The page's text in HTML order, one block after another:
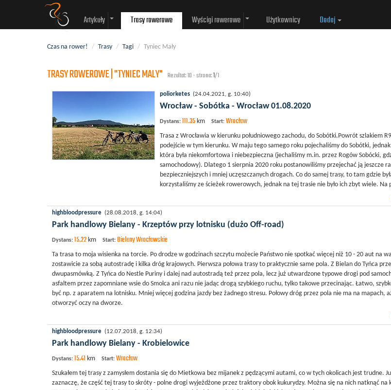
Artykuły Trasy rowerowe Wyścigi rowerowe Użytkownicy Dodaj
Czas na rower! / Trasy / Tagi / Tyniec Mały
TRASY ROWEROWE | "TYNIEC MALY" Rezultat: 10 - strona:1/1
poliorketes (24.04.2021, g. 10:40)
Wrocław - Sobótka - Wrocław 01.08.2020
Dystans: 111.35 km Start: Wrocław
Trasa z Wrocławia w kierunku południowego zachodu, do Sobótki.Powrót szlakiem
podejście w tym kierunku. W maju tego samego roku pojechaliśmy do Sobótki,
która była niekomfortowa i niebezpieczna (jechaliśmy m.in. przez Rogów Sobócki,
samochodowy). Dlatego 1 sierpnia 2020 roku postanowiliśmy przejechać ją jeszcze
bezpieczniejszych i mniej uczęszczanych drogach. Co do samej trasy, to tam gdzie
korzystaliśmy ze ścieżek rowerowych, jednak na tej trasie nie było ich zbyt wiele. Na
highbloodpressure (28.08.2018, g. 14:04)
Park handlowy Bielany - Krzeptów przy lotnisku (dużo Off-road)
Dystans: 15.22 km Start: Bielany Wrocławskie
Ta trasa to moja wisienka na torcie. Po drodze w godzinach szczytu możecie Państwo nie spotkać więcej niż 10 - 20 aut na
zostawicie za sobą autostradę i kilka dróg krajowych. Pierwsza połowa trasy to praktycznie same pola. Z Bielan do Tyńca
dwupasmówką. Z Tyńca do Nestle Puriny i dalej nad autostradą też przez pola, lecz już utwardzone typowe drogi pod
asfaltem przez zapomniane wsie do Smolca ani razu nie jadąc drogą szybkiego ruchu, tylko takowe przecinając. Łatwo,
być np. z aparatem na lotnisku. Mniej więcej godzina jazdy bez żadnego stresu. Połowy dróg przez pola nie ma na mapach,
otworzyć oczy na dworze.
highbloodpressure (12.07.2018, g. 12:34)
Park handlowy Bielany - Krobielowice
Dystans: 15.41 km Start: Wrocław
Szukałem tej trasy z zamysłem dostania się do Mietkowa bez mijanek z pędzącymi autami, co w tych okolicach jest trudne.
zaznaczę, że część tej trasy to skróty - polne drogi wyjeżdżone przez traktory obok kukurydzy. Można się na nich natknąć na